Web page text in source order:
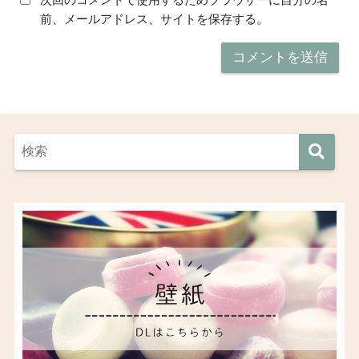
前、メールアドレス、サイトを保存する。